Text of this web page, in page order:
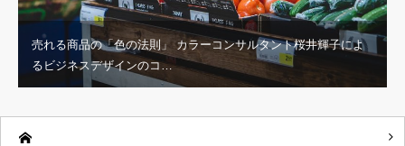
売れる商品の「色の法則」 カラーコンサルタント桜井輝子によ
るビジネスデザインのコ…